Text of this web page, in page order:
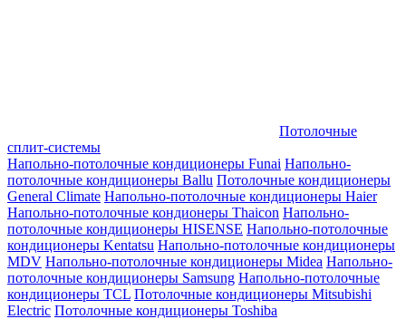
Потолочные
сплит-системы
Напольно-потолочные кондиционеры Funai Напольно-
потолочные кондиционеры Ballu Потолочные кондиционеры
General Climate Напольно-потолочные кондиционеры Haier
Напольно-потолочные кондионеры Thaicon Напольно-
потолочные кондиционеры HISENSE Напольно-потолочные
кондиционеры Kentatsu Напольно-потолочные кондиционеры
MDV Напольно-потолочные кондиционеры Midea Напольно-
потолочные кондиционеры Samsung Напольно-потолочные
кондиционеры TCL Потолочные кондиционеры Mitsubishi
Electric Потолочные кондиционеры Toshiba